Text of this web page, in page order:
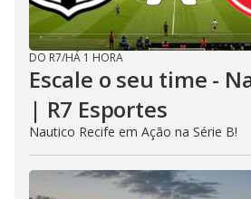
DO R7/HÁ 1 HORA
Escale o seu time -
| R7 Esportes
Nautico Recife em Ação na Série B!